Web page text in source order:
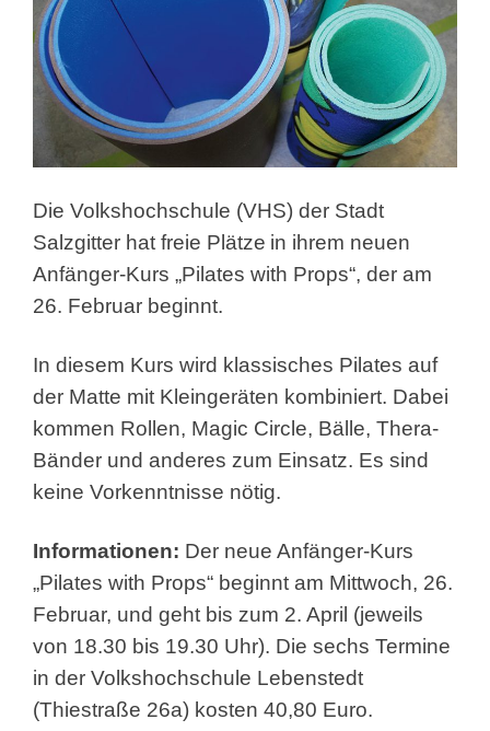
Die Volkshochschule (VHS) der Stadt
Salzgitter hat freie Plätze in ihrem neuen
Anfänger-Kurs „Pilates with Props“, der am
26. Februar beginnt.
In diesem Kurs wird klassisches Pilates auf
der Matte mit Kleingeräten kombiniert. Dabei
kommen Rollen, Magic Circle, Bälle, Thera-
Bänder und anderes zum Einsatz. Es sind
keine Vorkenntnisse nötig.
Informationen: Der neue Anfänger-Kurs
„Pilates with Props“ beginnt am Mittwoch, 26.
Februar, und geht bis zum 2. April (jeweils
von 18.30 bis 19.30 Uhr). Die sechs Termine
in der Volkshochschule Lebenstedt
(Thiestraße 26a) kosten 40,80 Euro.